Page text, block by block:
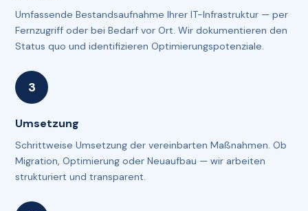
Umfassende Bestandsaufnahme Ihrer IT-Infrastruktur — per
Fernzugriff oder bei Bedarf vor Ort. Wir dokumentieren den
Status quo und identifizieren Optimierungspotenziale.
Umsetzung
Schrittweise Umsetzung der vereinbarten Maßnahmen. Ob
Migration, Optimierung oder Neuaufbau — wir arbeiten
strukturiert und transparent.